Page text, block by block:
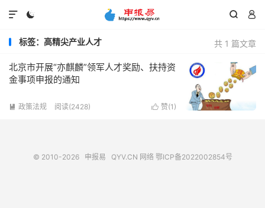
  

共 1 篇文章
标签：高精尖产业人才
北京市开展“亦麒麟”领军人才奖励、扶持资
金事项申报的通知
 赞(1 )
 政策法规 阅读(2428)
© 2010-2026 申报易 QYV.CN 网络 鄂ICP备2022002854号